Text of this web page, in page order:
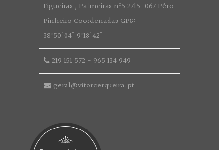
Figueiras , Palmeiras nº5 2715-067 Pêro
Pinheiro Coordenadas GPS:
38º50'04" 9º18'42"
219 151 572 - 965 134 949
geral@vitorcerqueira.pt